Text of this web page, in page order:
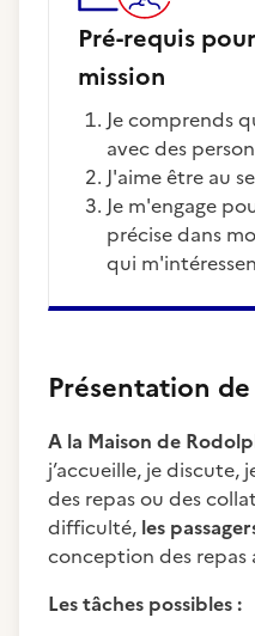
Pré-requis
mission
Je comprends que je serai en contact
avec des
J'aime être au
Je m'engage pour trois mois et je
précise dans
qui
Présentation
A la Maison de
j’accueille, je discute,
des repas ou des
difficulté, les
conception des repas
Les tâches possibles :